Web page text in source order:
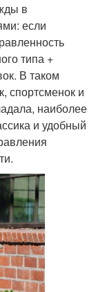
в
если
типа +
В таком
спортсменок и
наиболее
и удобный